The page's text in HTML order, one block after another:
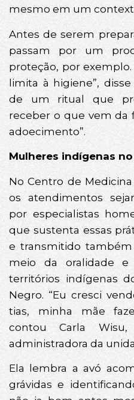
mesmo em um
Antes de serem
passam por um
proteção, por exemplo.
limita à higiene”, disse
de um ritual que
receber o que vem da
adoecimento”.
Mulheres indígenas
No Centro de
os atendimentos
por especialistas
que sustenta essas
e transmitido
meio da oralidade e
territórios indígenas
Negro. “Eu cresci
tias, minha mãe
contou Carla
administradora da
Ela lembra a avó
grávidas e